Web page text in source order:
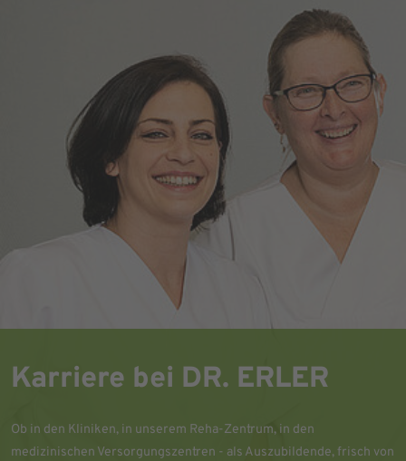
Karriere bei DR. ERLER
Ob in den Kliniken, in unserem Reha-Zentrum, in den
medizinischen Versorgungszentren - als Auszubildende, frisch von